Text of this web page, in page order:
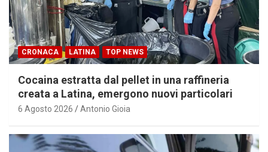
CRONACA LATINA TOP NEWS
Cocaina estratta dal pellet in una raffineria
creata a Latina, emergono nuovi particolari
6 Agosto 2026 Antonio Gioia